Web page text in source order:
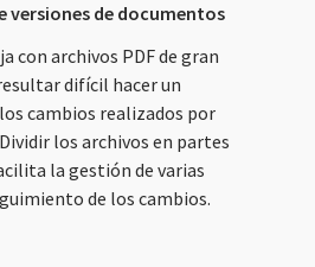
versiones de documentos
con archivos PDF de gran
difícil hacer un
cambios realizados por
los archivos en partes
la gestión de varias
de los cambios.